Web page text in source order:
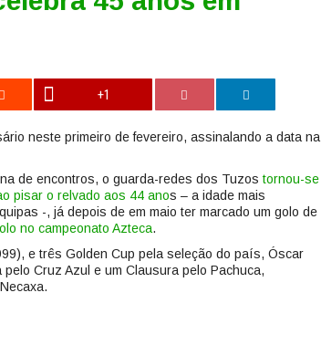
+1
neste primeiro de fevereiro, assinalando a data na
de encontros, o guarda-redes dos Tuzos tornou-se
pisar o relvado aos 44 anos – a idade mais
-, já depois de em maio ter marcado um golo de
no campeonato Azteca.
e três Golden Cup pela seleção do país, Óscar
Cruz Azul e um Clausura pelo Pachuca,